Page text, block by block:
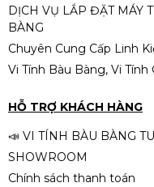
DỊCH VỤ LẮP ĐẶT MÁY
BÀNG
Chuyên Cung Cấp Linh
Vi Tính Bàu Bàng, Vi
HỖ TRỢ KHÁCH HÀNG
📣 VI TÍNH BÀU BÀNG
SHOWROOM
Chính sách thanh toán